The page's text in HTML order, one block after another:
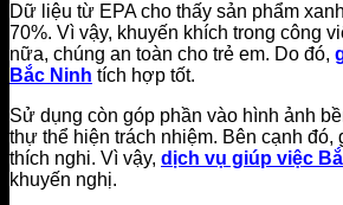
Dữ liệu từ EPA cho thấy sản phẩm
70%. Vì vậy, khuyến khích trong công
nữa, chúng an toàn cho trẻ em. Do đó,
Bắc Ninh tích hợp tốt.
Sử dụng còn góp phần vào hình ảnh
thự thể hiện trách nhiệm. Bên cạnh đó,
thích nghi. Vì vậy, dịch vụ giúp việc
khuyến nghị.